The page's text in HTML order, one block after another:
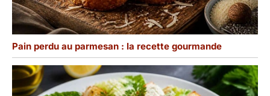
Pain perdu au parmesan : la recette gourmande